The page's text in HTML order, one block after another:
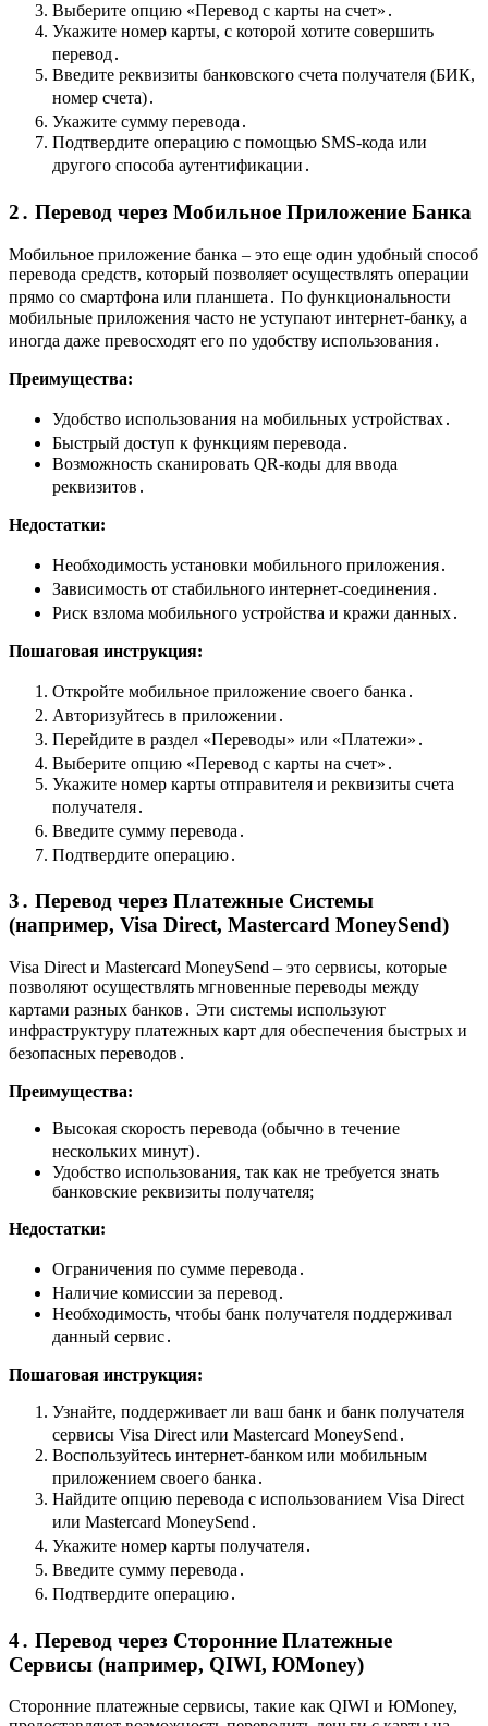
Выберите опцию «Перевод с карты на счет»․
Укажите номер карты, с которой хотите совершить
перевод․
Введите реквизиты банковского счета получателя (БИК,
номер счета)․
Укажите сумму перевода․
Подтвердите операцию с помощью SMS-кода или
другого способа аутентификации․
2․ Перевод через Мобильное Приложение Банка
Мобильное приложение банка – это еще один удобный способ
перевода средств, который позволяет осуществлять операции
прямо со смартфона или планшета․ По функциональности
мобильные приложения часто не уступают интернет-банку, а
иногда даже превосходят его по удобству использования․
Преимущества:
Удобство использования на мобильных устройствах․
Быстрый доступ к функциям перевода․
Возможность сканировать QR-коды для ввода
реквизитов․
Недостатки:
Необходимость установки мобильного приложения․
Зависимость от стабильного интернет-соединения․
Риск взлома мобильного устройства и кражи данных․
Пошаговая инструкция:
Откройте мобильное приложение своего банка․
Авторизуйтесь в приложении․
Перейдите в раздел «Переводы» или «Платежи»․
Выберите опцию «Перевод с карты на счет»․
Укажите номер карты отправителя и реквизиты счета
получателя․
Введите сумму перевода․
Подтвердите операцию․
3․ Перевод через Платежные Системы
(например, Visa Direct, Mastercard MoneySend)
Visa Direct и Mastercard MoneySend – это сервисы, которые
позволяют осуществлять мгновенные переводы между
картами разных банков․ Эти системы используют
инфраструктуру платежных карт для обеспечения быстрых и
безопасных переводов․
Преимущества:
Высокая скорость перевода (обычно в течение
нескольких минут)․
Удобство использования, так как не требуется знать
банковские реквизиты получателя;
Недостатки:
Ограничения по сумме перевода․
Наличие комиссии за перевод․
Необходимость, чтобы банк получателя поддерживал
данный сервис․
Пошаговая инструкция:
Узнайте, поддерживает ли ваш банк и банк получателя
сервисы Visa Direct или Mastercard MoneySend․
Воспользуйтесь интернет-банком или мобильным
приложением своего банка․
Найдите опцию перевода с использованием Visa Direct
или Mastercard MoneySend․
Укажите номер карты получателя․
Введите сумму перевода․
Подтвердите операцию․
4․ Перевод через Сторонние Платежные
Сервисы (например, QIWI, ЮMoney)
Сторонние платежные сервисы, такие как QIWI и ЮMoney,